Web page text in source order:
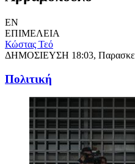
EN
ΕΠΙΜΕΛΕΙΑ
Κώστας Τεό
ΔΗΜΟΣΙΕΥΣΗ 18:03,
Πολιτική